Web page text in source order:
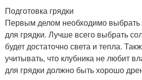
Подготовка грядки
Первым делом необходимо
для грядки. Лучше всего выбрать
будет достаточно света и тепла.
учитывать, что клубника не любит
для грядки должно быть хорошо